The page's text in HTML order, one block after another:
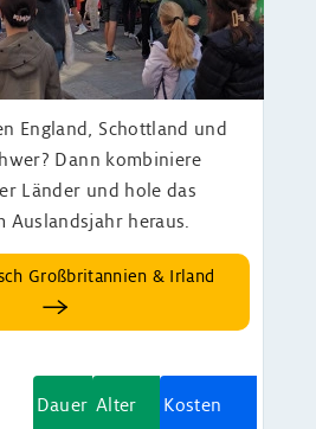
England, Schottland und
Dann kombiniere
Länder und hole das
Auslandsjahr heraus.
Großbritannien & Irland
Dauer Alter Kosten